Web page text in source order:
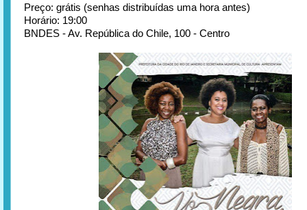
Preço: grátis (senhas distribuídas uma hora antes)
Horário: 19:00
BNDES - Av. República do Chile, 100 - Centro